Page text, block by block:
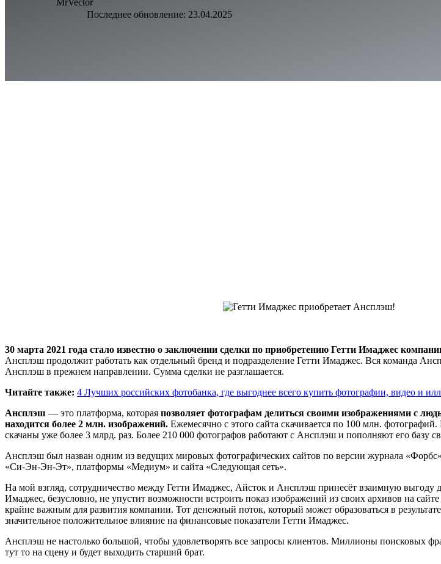
Последнее обновление: 23.04.2025
30 марта 2021 года стало известно о заключении сделки по приобретению Гетти Имаджес
Ансплэш продолжит работать как отдельный бренд и подразделение Гетти Имаджес. Вся команда
Ансплэш в прежнем направлении. Сумма сделки не разглашается.
Читайте также: 4 Лучших российских фотобанка, где выгоднее всего купить фотографии, видео и
Ансплэш — это платформа, которая позволяет фотографам делиться своими изображениями с
находится более 2 млн. изображений. Ежемесячно с этого сайта скачивается по 100 млн.
скачаны уже более 3 млрд. раз. Более 210 000 фотографов работают с Ансплэш и пополняют его базу
Ансплэш был назван одним из ведущих мировых фотографических сайтов по версии журнала
«Си-Эн-Эн-Эт», платформы «Медиум» и сайта «Следующая сеть».
На мой взгляд, сотрудничество между Гетти Имаджес, Айсток и Ансплэш принесёт взаимную выгоду
Имаджес, безусловно, не упустит возможности встроить показ изображений из своих архивов на
крайне важным для развития компании. Тот денежный поток, который может образоваться в
значительное положительное влияние на финансовые показатели Гетти Имаджес.
Ансплэш не настолько большой, чтобы удовлетворять все запросы клиентов. Миллионы поисковых
тут то на сцену и будет выходить старший брат.